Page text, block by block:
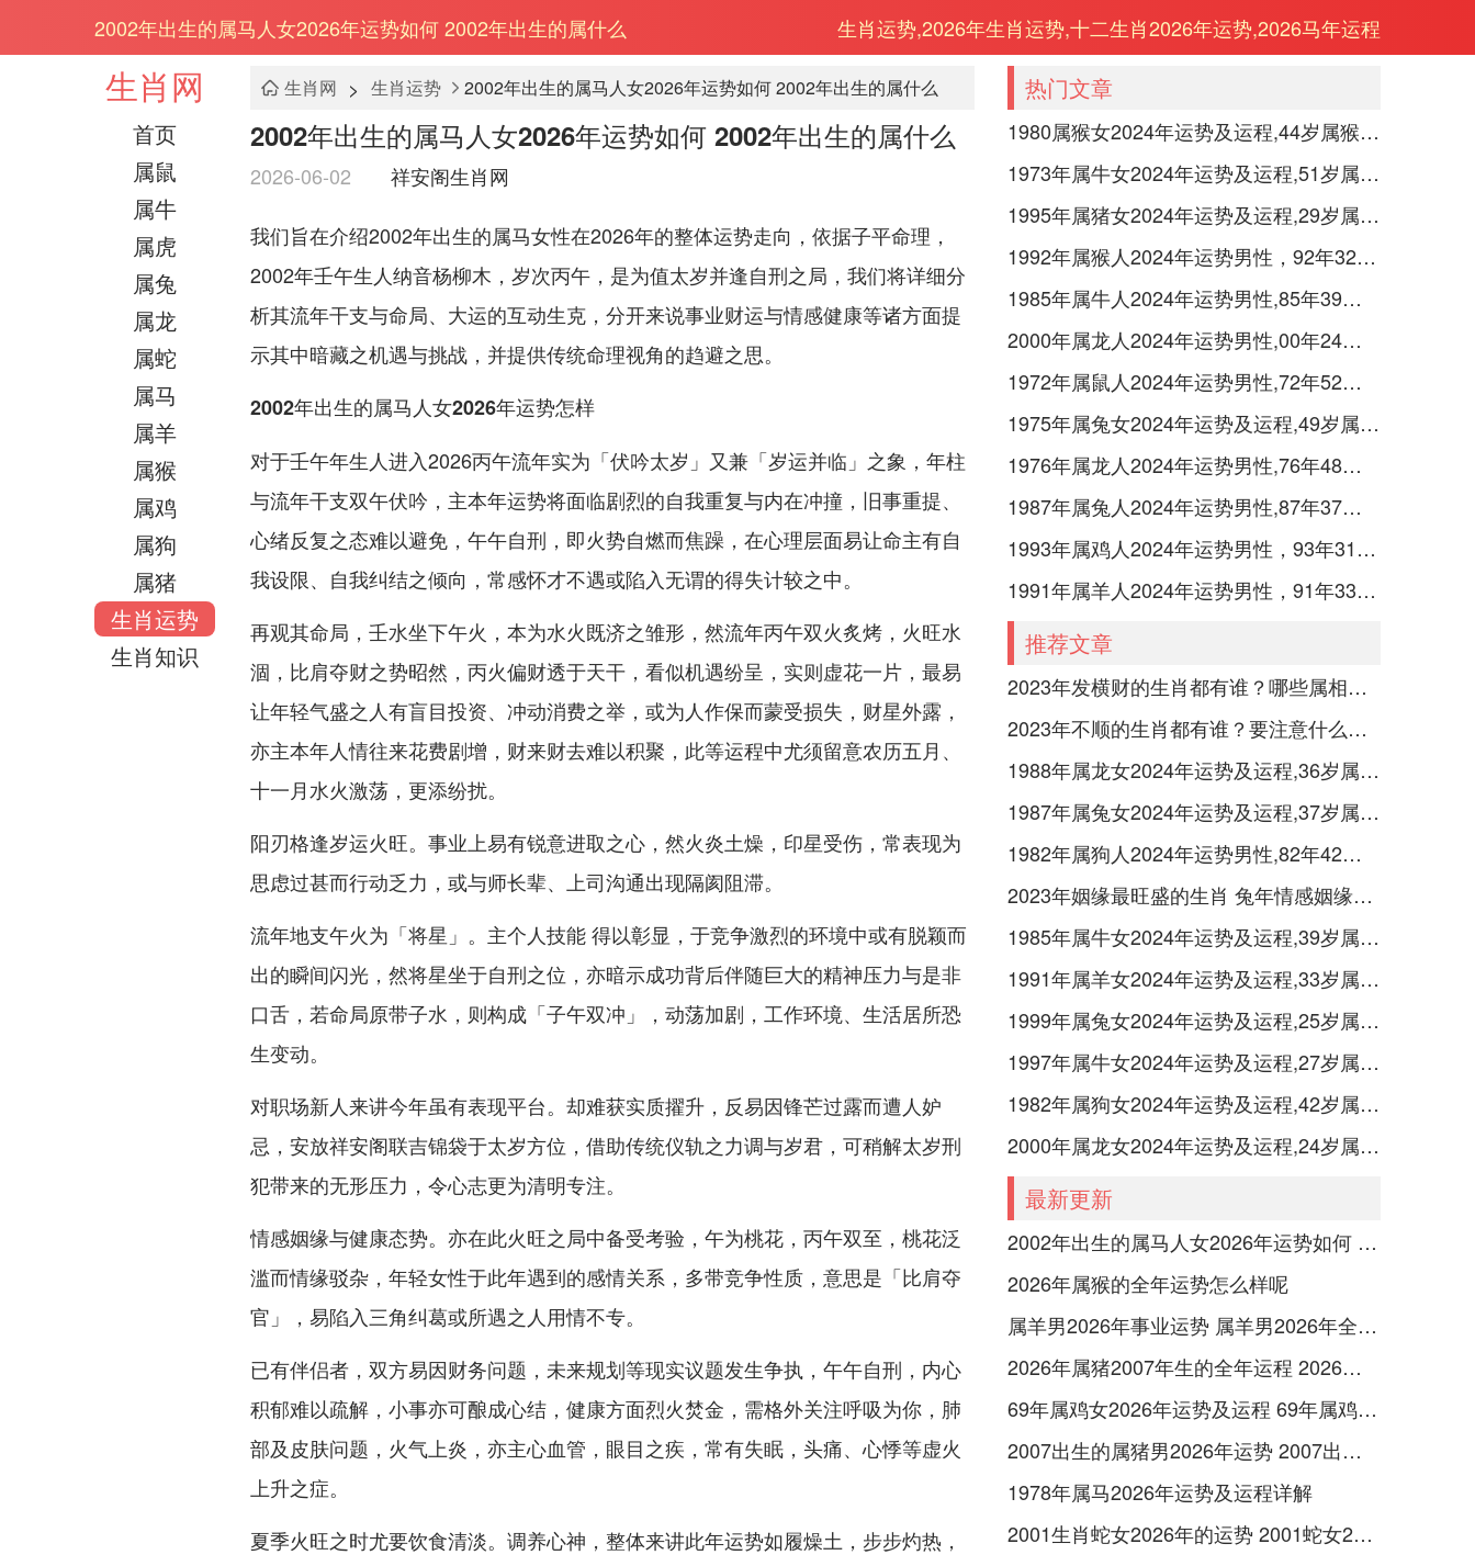
2002年出生的属马人女2026年运势如何 2002年出生的属什么 生肖运势,2026年生肖运势,十二生肖2026年运势,2026马年运程
生肖网
首页
属鼠
属牛
属虎
属兔
属龙
属蛇
属马
属羊
属猴
属鸡
属狗
属猪
生肖运势
生肖知识
生肖网 > 生肖运势 2002年出生的属马人女2026年运势如何 2002年出生的属什么
2002年出生的属马人女2026年运势如何 2002年出生的属什么
2026-06-02 祥安阁生肖网
我们旨在介绍2002年出生的属马女性在2026年的整体运势走向，依据子平命理，
2002年壬午生人纳音杨柳木，岁次丙午，是为值太岁并逢自刑之局，我们将详细分
析其流年干支与命局、大运的互动生克，分开来说事业财运与情感健康等诸方面提
示其中暗藏之机遇与挑战，并提供传统命理视角的趋避之思。
2002年出生的属马人女2026年运势怎样
对于壬午年生人进入2026丙午流年实为「伏吟太岁」又兼「岁运并临」之象，年柱
与流年干支双午伏吟，主本年运势将面临剧烈的自我重复与内在冲撞，旧事重提、
心绪反复之态难以避免，午午自刑，即火势自燃而焦躁，在心理层面易让命主有自
我设限、自我纠结之倾向，常感怀才不遇或陷入无谓的得失计较之中。
再观其命局，壬水坐下午火，本为水火既济之雏形，然流年丙午双火炙烤，火旺水
涸，比肩夺财之势昭然，丙火偏财透于天干，看似机遇纷呈，实则虚花一片，最易
让年轻气盛之人有盲目投资、冲动消费之举，或为人作保而蒙受损失，财星外露，
亦主本年人情往来花费剧增，财来财去难以积聚，此等运程中尤须留意农历五月、
十一月水火激荡，更添纷扰。
阳刃格逢岁运火旺。事业上易有锐意进取之心，然火炎土燥，印星受伤，常表现为
思虑过甚而行动乏力，或与师长辈、上司沟通出现隔阂阻滞。
流年地支午火为「将星」。主个人技能 得以彰显，于竞争激烈的环境中或有脱颖而
出的瞬间闪光，然将星坐于自刑之位，亦暗示成功背后伴随巨大的精神压力与是非
口舌，若命局原带子水，则构成「子午双冲」，动荡加剧，工作环境、生活居所恐
生变动。
对职场新人来讲今年虽有表现平台。却难获实质擢升，反易因锋芒过露而遭人妒
忌，安放祥安阁联吉锦袋于太岁方位，借助传统仪轨之力调与岁君，可稍解太岁刑
犯带来的无形压力，令心志更为清明专注。
情感姻缘与健康态势。亦在此火旺之局中备受考验，午为桃花，丙午双至，桃花泛
滥而情缘驳杂，年轻女性于此年遇到的感情关系，多带竞争性质，意思是「比肩夺
官」，易陷入三角纠葛或所遇之人用情不专。
已有伴侣者，双方易因财务问题，未来规划等现实议题发生争执，午午自刑，内心
积郁难以疏解，小事亦可酿成心结，健康方面烈火焚金，需格外关注呼吸为你，肺
部及皮肤问题，火气上炎，亦主心血管，眼目之疾，常有失眠，头痛、心悸等虚火
上升之症。
夏季火旺之时尤要饮食清淡。调养心神，整体来讲此年运势如履燥土，步步灼热，
热门文章
1980属猴女2024年运势及运程,44岁属猴人2024全年每月运势女性如何
1973年属牛女2024年运势及运程,51岁属牛人2024全年每月运势女性如何
1995年属猪女2024年运势及运程,29岁属猪人2024全年每月运势女性如何
1992年属猴人2024年运势男性，92年32岁属猴男2024年每月运程怎么样
1985年属牛人2024年运势男性,85年39岁属牛男2024年每月运程怎么样
2000年属龙人2024年运势男性,00年24岁属龙男2024年每月运程怎么样
1972年属鼠人2024年运势男性,72年52岁属鼠男2024年每月运程怎么样
1975年属兔女2024年运势及运程,49岁属兔人2024全年每月运势女性如何
1976年属龙人2024年运势男性,76年48岁属龙男2024年每月运程怎么样
1987年属兔人2024年运势男性,87年37岁属兔男2024年每月运程怎么样
1993年属鸡人2024年运势男性，93年31岁属鸡男2024年每月运程怎么样
1991年属羊人2024年运势男性，91年33岁属羊男2024年每月运程怎么样
推荐文章
2023年发横财的生肖都有谁？哪些属相财运旺盛？
2023年不顺的生肖都有谁？要注意什么呢？
1988年属龙女2024年运势及运程,36岁属龙人2024全年每月运势女性如何
1987年属兔女2024年运势及运程,37岁属兔人2024全年每月运势女性如何
1982年属狗人2024年运势男性,82年42岁属狗男2024年每月运程怎么样
2023年姻缘最旺盛的生肖 兔年情感姻缘运比较旺的属相
1985年属牛女2024年运势及运程,39岁属牛人2024全年每月运势女性如何
1991年属羊女2024年运势及运程,33岁属羊人2024全年每月运势女性如何
1999年属兔女2024年运势及运程,25岁属兔人2024全年每月运势女性如何
1997年属牛女2024年运势及运程,27岁属牛人2024全年每月运势女性如何
1982年属狗女2024年运势及运程,42岁属狗人2024全年每月运势女性如何
2000年属龙女2024年运势及运程,24岁属龙人2024全年每月运势女性如何
最新更新
2002年出生的属马人女2026年运势如何 2002年出生的属什么
2026年属猴的全年运势怎么样呢
属羊男2026年事业运势 属羊男2026年全年运势及运程
2026年属猪2007年生的全年运程 2026年属猪2007高考考运
69年属鸡女2026年运势及运程 69年属鸡女2026年运势运程
2007出生的属猪男2026年运势 2007出生的属什么的
1978年属马2026年运势及运程详解
2001生肖蛇女2026年的运势 2001蛇女2026年运势